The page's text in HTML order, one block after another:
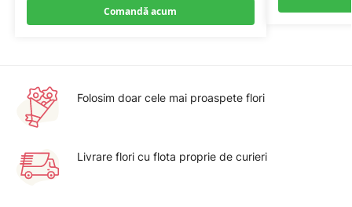
Comandă acum
Folosim doar cele mai proaspete flori
Livrare flori cu flota proprie de curieri